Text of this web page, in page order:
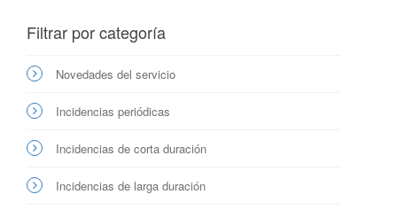
Filtrar por categoría
Novedades del servicio
Incidencias periódicas
Incidencias de corta duración
Incidencias de larga duración